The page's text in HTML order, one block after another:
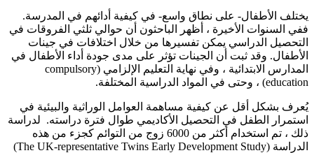
يختلف الأطفال- على نطاق واسع- في كيفية أدائهم في المدرسة.
ففي السنوات الأخيرة ، أظهر الباحثون أن حوالي ثلثي الفروقات في
التحصيل الدراسي يمكن تفسيرها من خلال اختلافات في جينات
الأطفال. وقد ثبت أن الجينات تؤثر على مدى جودة أداء الأطفال في
المدارس الابتدائية ، وفي نهاية التعليم الإلزامي (compulsory
education) ، وحتى في المواد الدراسية المختلفة.
يُعرف بشكل أقل عن كيفية مساهمة العوامل الوراثية والبيئية في
استمرار الطفل في التحصيل الأكاديمي طوال فترة دراسته. لدراسة
ذلك ، تم استخدام أكثر من 6000 زوج من التوائم كجزء من هذه
الدراسة (The UK-representative Twins Early Development Study)